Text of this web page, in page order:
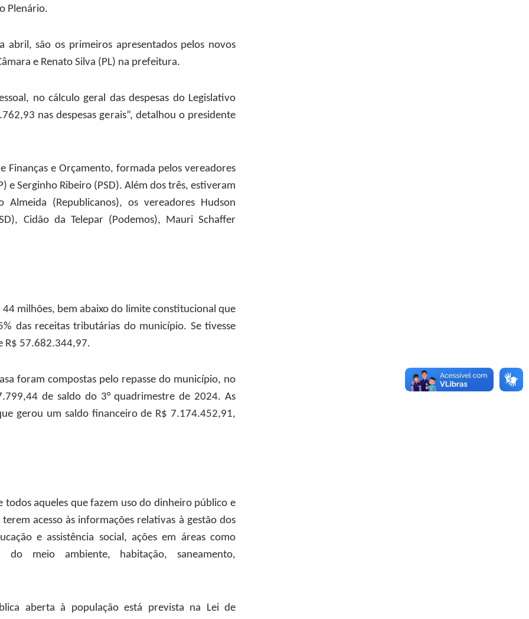
Plenário.
abril, são os primeiros apresentados pelos novos
e Renato Silva (PL) na prefeitura.
no cálculo geral das despesas do Legislativo
nas despesas gerais”, detalhou o presidente
Finanças e Orçamento, formada pelos vereadores
e Serginho Ribeiro (PSD). Além dos três, estiveram
(Republicanos), os vereadores Hudson
Cidão da Telepar (Podemos), Mauri Schaffer
milhões, bem abaixo do limite constitucional que
das receitas tributárias do município. Se tivesse
R$ 57.682.344,97.
foram compostas pelo repasse do município, no
de saldo do 3° quadrimestre de 2024. As
gerou um saldo financeiro de R$ 7.174.452,91,
todos aqueles que fazem uso do dinheiro público e
acesso às informações relativas à gestão dos
e assistência social, ações em áreas como
do meio ambiente, habitação, saneamento,
aberta à população está prevista na Lei de